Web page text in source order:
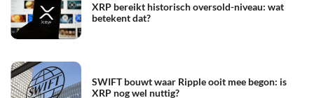
XRP bereikt historisch oversold-niveau: wat
betekent dat?
SWIFT bouwt waar Ripple ooit mee begon: is
XRP nog wel nuttig?